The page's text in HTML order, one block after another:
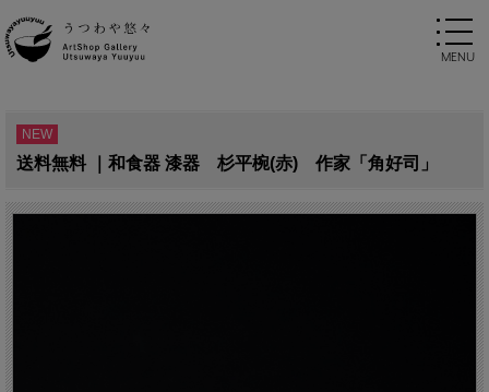
NEW
送料無料 ｜和食器 漆器 杉平椀(赤) 作家「角好司」